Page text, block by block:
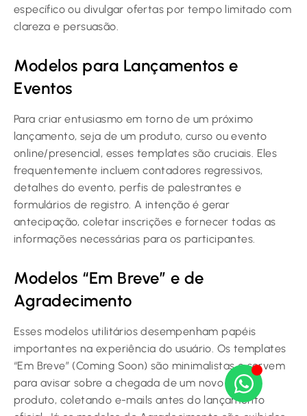
específico ou divulgar ofertas por tempo limitado com
clareza e persuasão.
Modelos para Lançamentos e
Eventos
Para criar entusiasmo em torno de um próximo
lançamento, seja de um produto, curso ou evento
online/presencial, esses templates são cruciais. Eles
frequentemente incluem contadores regressivos,
detalhes do evento, perfis de palestrantes e
formulários de registro. A intenção é gerar
antecipação, coletar inscrições e fornecer todas as
informações necessárias para os participantes.
Modelos “Em Breve” e de
Agradecimento
Esses modelos utilitários desempenham papéis
importantes na experiência do usuário. Os templates
“Em Breve” (Coming Soon) são minimalistas e servem
para avisar sobre a chegada de um novo site ou
produto, coletando e-mails antes do lançamento